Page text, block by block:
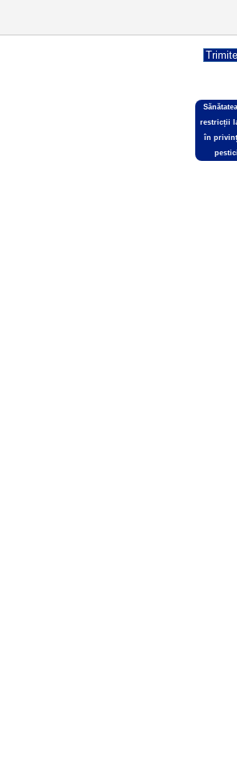
restricții
în